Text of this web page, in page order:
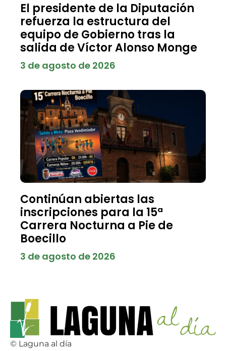
El presidente de la Diputación
refuerza la estructura del
equipo de Gobierno tras la
salida de Víctor Alonso Monge
3 de agosto de 2026
Continúan abiertas las
inscripciones para la 15ª
Carrera Nocturna a Pie de
Boecillo
3 de agosto de 2026
© Laguna al día